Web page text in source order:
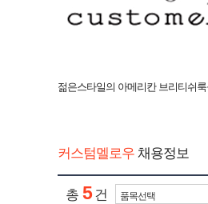
젊은스타일의 아메리칸 브리티쉬
커스텀멜로우 채용정보
총 5건